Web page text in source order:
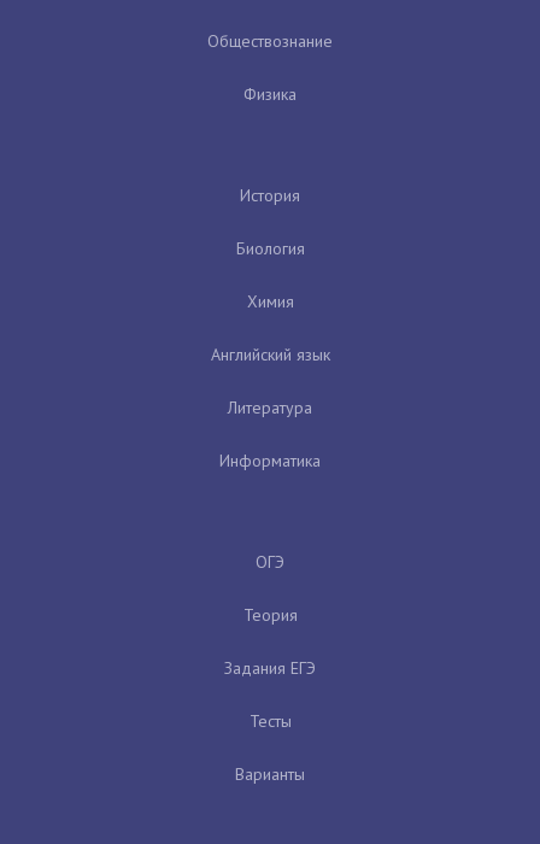
Обществознание
Физика
История
Биология
Химия
Английский язык
Литература
Информатика
ОГЭ
Теория
Задания ЕГЭ
Тесты
Варианты